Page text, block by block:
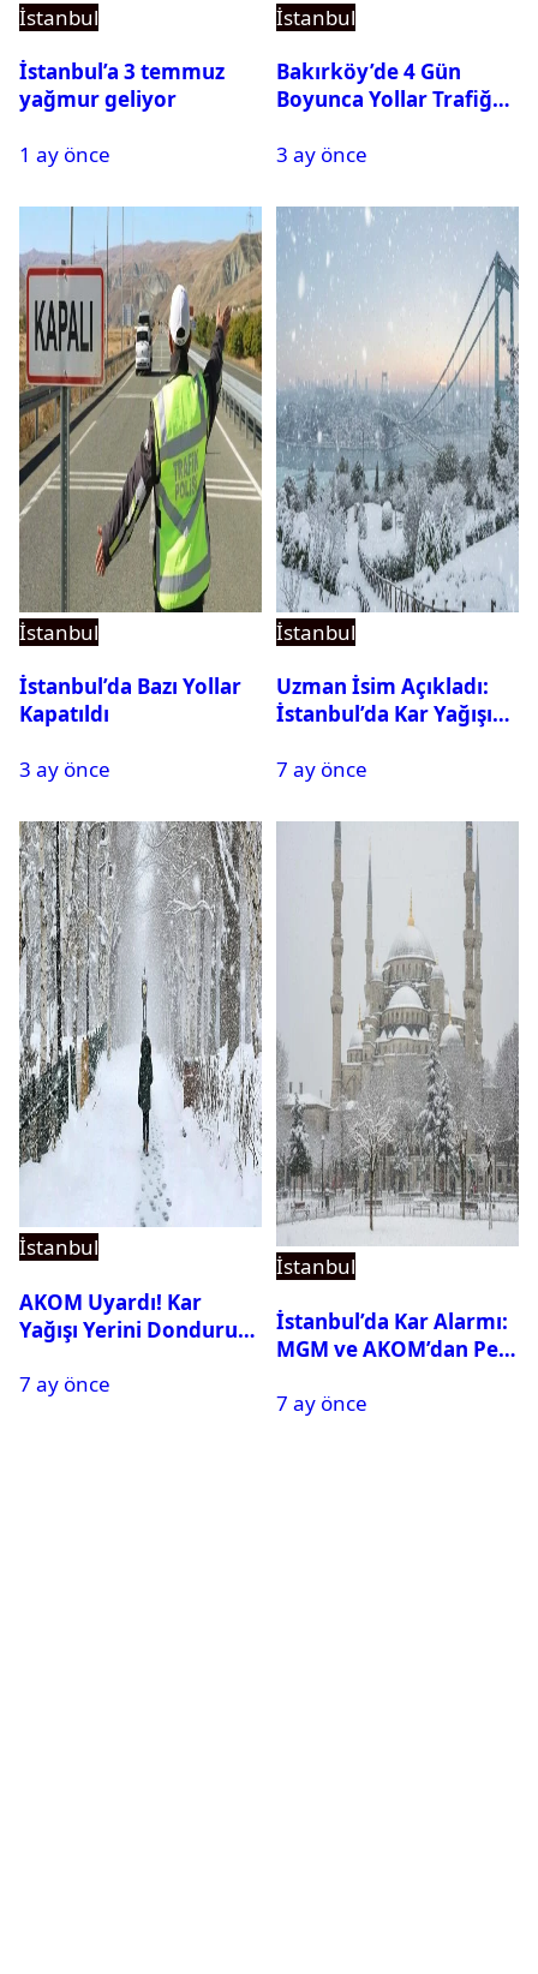
İstanbul
İstanbul’a 3 temmuz
yağmur geliyor
1 ay önce
İstanbul
Bakırköy’de 4 Gün
Boyunca Yollar Trafiğe
3 ay önce
İstanbul
İstanbul’da Bazı Yollar
Kapatıldı
3 ay önce
İstanbul
Uzman İsim Açıkladı:
İstanbul’da Kar Yağışı
7 ay önce
İstanbul
AKOM Uyardı! Kar
Yağışı Yerini Dondurucu
7 ay önce
İstanbul
İstanbul’da Kar Alarmı:
MGM ve AKOM’dan Peş
7 ay önce